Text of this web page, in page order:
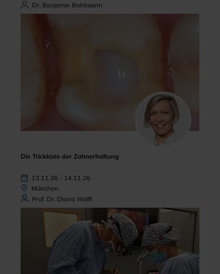
Dr. Benjamin Bahlmann
Die Trickkiste der Zahnerhaltung
13.11.26 - 14.11.26
München
Prof. Dr. Diana Wolff